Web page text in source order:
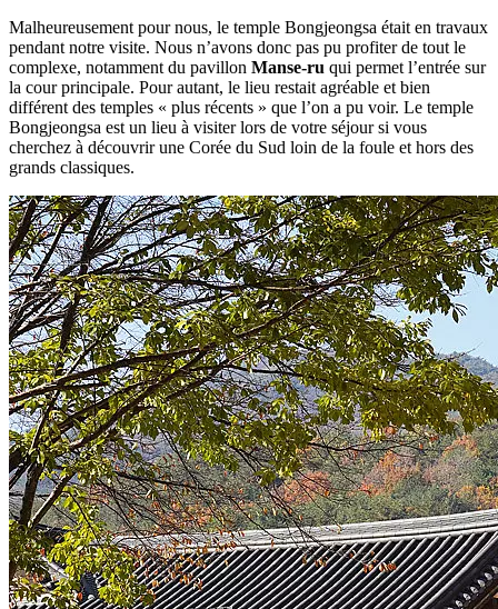
Malheureusement pour nous, le temple Bongjeongsa était en travaux
pendant notre visite. Nous n’avons donc pas pu profiter de tout le
complexe, notamment du pavillon Manse-ru qui permet l’entrée sur
la cour principale. Pour autant, le lieu restait agréable et bien
différent des temples « plus récents » que l’on a pu voir. Le temple
Bongjeongsa est un lieu à visiter lors de votre séjour si vous
cherchez à découvrir une Corée du Sud loin de la foule et hors des
grands classiques.